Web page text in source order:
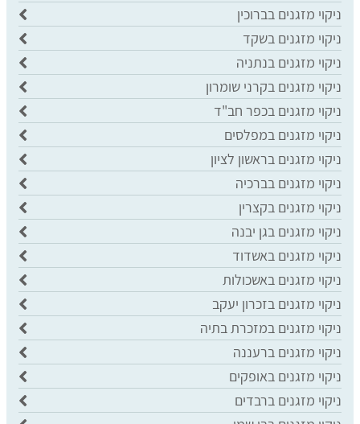
ניקוי מזגנים בברוכין
ניקוי מזגנים בשקד
ניקוי מזגנים בנתניה
ניקוי מזגנים בקרני שומרון
ניקוי מזגנים בכפר חב"ד
ניקוי מזגנים במפלסים
ניקוי מזגנים בראשון לציון
ניקוי מזגנים בברכיה
ניקוי מזגנים בקצרין
ניקוי מזגנים בגן יבנה
ניקוי מזגנים באשדוד
ניקוי מזגנים באשכולות
ניקוי מזגנים בזכרון יעקב
ניקוי מזגנים במזכרת בתיה
ניקוי מזגנים ברעננה
ניקוי מזגנים באופקים
ניקוי מזגנים ברבדים